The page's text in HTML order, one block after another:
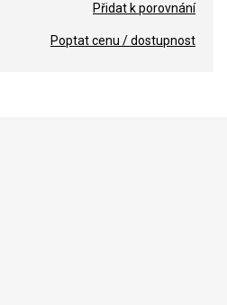
Přidat k porovnání
Poptat cenu / dostupnost